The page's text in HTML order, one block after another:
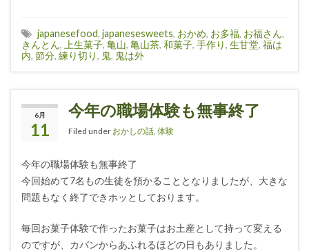
japanesefood, japanesesweets, おかめ, お多福, お福さん,
きんとん, 上生菓子, 亀山, 亀山茶, 和菓子, 手作り, 生甘堂, 福は
内, 節分, 練り切り, 鬼, 鬼は外
6月
11
今年の職場体験も無事終了
Filed under おかしの話 体験
今年の職場体験も無事終了
今回始めて7名もの生徒を預かることとなりましたが、大きな
問題もなく終了できホッとしております。
毎回お菓子体験で作ったお菓子はお土産として持って変える
のですが、カバンからあふれるほどの日もありました。